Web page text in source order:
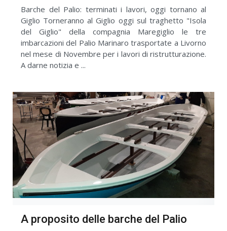
Barche del Palio: terminati i lavori, oggi tornano al
Giglio Torneranno al Giglio oggi sul traghetto "Isola
del Giglio" della compagnia Maregiglio le tre
imbarcazioni del Palio Marinaro trasportate a Livorno
nel mese di Novembre per i lavori di ristrutturazione.
A darne notizia e ...
A proposito delle barche del Palio